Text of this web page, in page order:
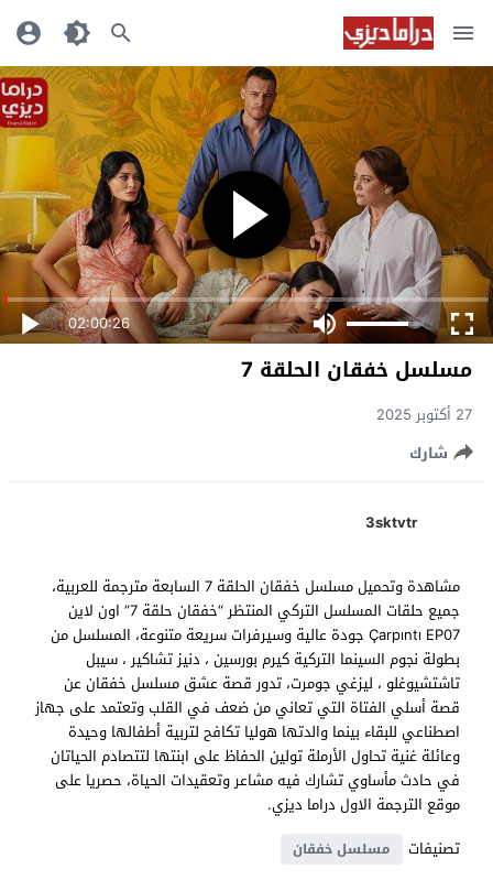
02:00:26
مسلسل خفقان الحلقة 7
27 أكتوبر 2025
شارك
3sktvtr
مشاهدة وتحميل مسلسل خفقان الحلقة 7 السابعة مترجمة للعربية،
جميع حلقات المسلسل التركي المنتظر “خفقان حلقة 7” اون لاين
Çarpıntı EP07 جودة عالية وسيرفرات سريعة متنوعة، المسلسل من
بطولة نجوم السينما التركية كيرم بورسين ، دنيز تشاكير ، سيبل
تاشتشيوغلو ، ليزغي جومرت، تدور قصة عشق مسلسل خفقان عن
قصة أسلي الفتاة التي تعاني من ضعف في القلب وتعتمد على جهاز
اصطناعي للبقاء بينما والدتها هوليا تكافح لتربية أطفالها وحيدة
وعائلة غنية تحاول الأرملة تولين الحفاظ على ابنتها لتتصادم الحياتان
في حادث مأساوي تشارك فيه مشاعر وتعقيدات الحياة، حصريا على
موقع الترجمة الاول دراما ديزي.
تصنيفات
مسلسل خفقان